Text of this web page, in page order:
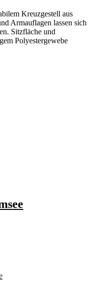
Kreuzgestell aus
Armauflagen lassen sich
Sitzfläche und
Polyestergewebe